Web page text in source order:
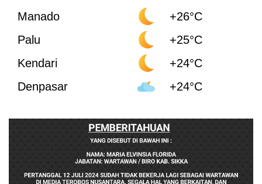
Manado
+26°C
Palu
+25°C
Kendari
+24°C
Denpasar
+24°C